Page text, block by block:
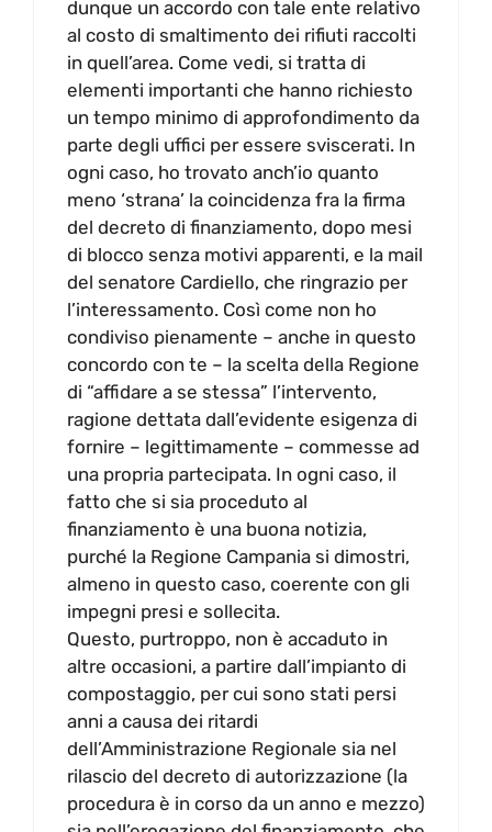
dunque un accordo con tale ente relativo
al costo di smaltimento dei rifiuti raccolti
in quell’area. Come vedi, si tratta di
elementi importanti che hanno richiesto
un tempo minimo di approfondimento da
parte degli uffici per essere sviscerati. In
ogni caso, ho trovato anch’io quanto
meno ‘strana’ la coincidenza fra la firma
del decreto di finanziamento, dopo mesi
di blocco senza motivi apparenti, e la mail
del senatore Cardiello, che ringrazio per
l’interessamento. Così come non ho
condiviso pienamente – anche in questo
concordo con te – la scelta della Regione
di “affidare a se stessa” l’intervento,
ragione dettata dall’evidente esigenza di
fornire – legittimamente – commesse ad
una propria partecipata. In ogni caso, il
fatto che si sia proceduto al
finanziamento è una buona notizia,
purché la Regione Campania si dimostri,
almeno in questo caso, coerente con gli
impegni presi e sollecita.
Questo, purtroppo, non è accaduto in
altre occasioni, a partire dall’impianto di
compostaggio, per cui sono stati persi
anni a causa dei ritardi
dell’Amministrazione Regionale sia nel
rilascio del decreto di autorizzazione (la
procedura è in corso da un anno e mezzo)